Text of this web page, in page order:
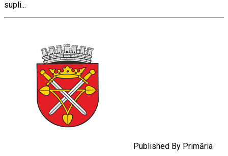
supli...
Published By Primăria